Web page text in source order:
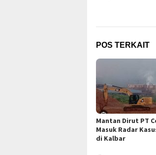
POS TERKAIT
Mantan Dirut PT
Masuk Radar
di Kalbar